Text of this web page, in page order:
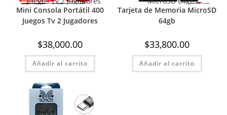
Mini Consola Portátil 400
Juegos Tv 2 Jugadores
$38,000.00
Añadir al carrito
Tarjeta de Memoria MicroSD
64gb
$33,800.00
Añadir al carrito